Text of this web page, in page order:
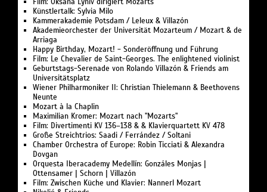
Künstlertalk: Sylvia Milo
Kammerakademie Potsdam / Leleux & Villazón
Akademieorchester der Universität Mozarteum / Mozart & de
Arriaga
Happy Birthday, Mozart! - Sonderöffnung und Führung
Film: Le Chevalier de Saint-Georges. The enlightened violinist
Geburtstags-Serenade von Rolando Villazón & Friends am
Universitätsplatz
Wiener Philharmoniker II: Christian Thielemann & Beethovens
Neunte
Mozart à la Chaplin
Maximilian Kromer: Mozart nach "Mozarts"
Film: Divertimenti KV 136–138 & & Klavierquartett KV 478
Große Streichtrios: Saadi / Ferrández / Soltani
Chamber Orchestra of Europe: Robin Ticciati & Alexandra
Dovgan
Orquesta Iberacademy Medellín: Gonzáles Monjas |
Ottensamer | Schorn | Villazón
Film: Zwischen Küche und Klavier: Nannerl Mozart